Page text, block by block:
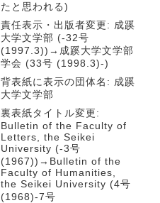
たと思われる)
責任表示・出版者変更: 成蹊
大学文学部 (-32号
(1997.3))→成蹊大学文学部
学会 (33号 (1998.3)-)
背表紙に表示の団体名: 成蹊
大学文学部
裏表紙タイトル変更:
Bulletin of the Faculty of
Letters, the Seikei
University (-3号
(1967))→Bulletin of the
Faculty of Humanities,
the Seikei University (4号
(1968)-7号